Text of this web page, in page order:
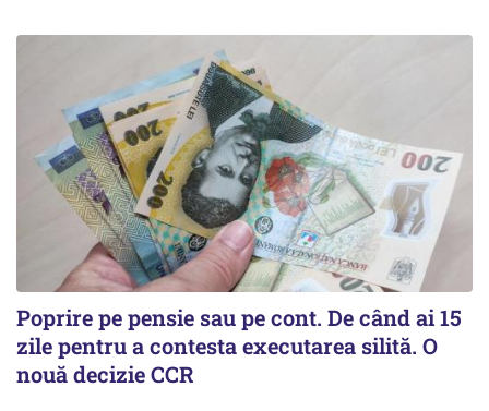
Poprire pe pensie sau pe cont. De când ai 15
zile pentru a contesta executarea silită. O
nouă decizie CCR